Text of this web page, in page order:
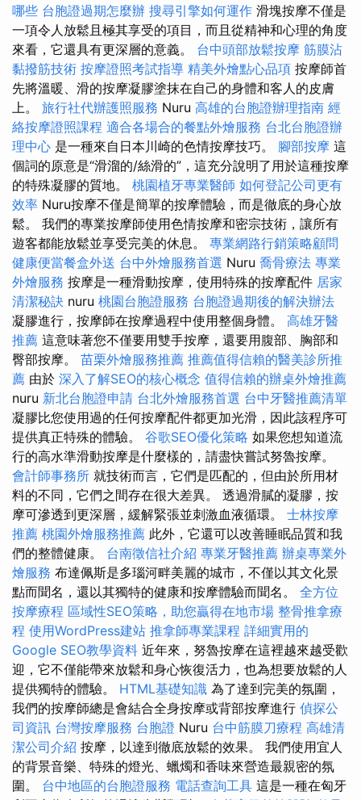
哪些 台胞證過期怎麼辦 搜尋引擎如何運作 滑塊按摩不僅是
一項令人放鬆且極其享受的項目，而且從精神和心理的角度
來看，它還具有更深層的意義。 台中頭部放鬆按摩 筋膜沾
黏撥筋技術 按摩證照考試指導 精美外燴點心品項 按摩師首
先將溫暖、滑的按摩凝膠塗抹在自己的身體和客人的皮膚
上。 旅行社代辦護照服務 Nuru 高雄的台胞證辦理指南 經
絡按摩證照課程 適合各場合的餐點外燴服務 台北台胞證辦
理中心 是一種來自日本川崎的色情按摩技巧。 腳部按摩 這
個詞的原意是“滑溜的/絲滑的”，這充分說明了用於這種按摩
的特殊凝膠的質地。 桃園植牙專業醫師 如何登記公司更有
效率 Nuru按摩不僅是簡單的按摩體驗，而是徹底的身心放
鬆。 我們的專業按摩師使用色情按摩和密宗技術，讓所有
遊客都能放鬆並享受完美的休息。 專業網路行銷策略顧問
健康便當餐盒外送 台中外燴服務首選 Nuru 喬骨療法 專業
外燴服務 按摩是一種滑動按摩，使用特殊的按摩配件 居家
清潔秘訣 nuru 桃園台胞證服務 台胞證過期後的解決辦法
凝膠進行，按摩師在按摩過程中使用整個身體。 高雄牙醫
推薦 這意味著您不僅要用雙手按摩，還要用腹部、胸部和
臀部按摩。 苗栗外燴服務推薦 推薦值得信賴的醫美診所推
薦 由於 深入了解SEO的核心概念 值得信賴的辦桌外燴推薦
nuru 新北台胞證申請 台北外燴服務首選 台中牙醫推薦清單
凝膠比您使用過的任何按摩配件都更加光滑，因此該程序可
提供真正特殊的體驗。 谷歌SEO優化策略 如果您想知道流
行的高水準滑動按摩是什麼樣的，請盡快嘗試努魯按摩。
會計師事務所 就技術而言，它們是匹配的，但由於所用材
料的不同，它們之間存在很大差異。 透過滑膩的凝膠，按
摩可滲透到更深層，緩解緊張並刺激血液循環。 士林按摩
推薦 桃園外燴服務推薦 此外，它還可以改善睡眠品質和我
們的整體健康。 台南徵信社介紹 專業牙醫推薦 辦桌專業外
燴服務 布達佩斯是多瑙河畔美麗的城市，不僅以其文化景
點而聞名，還以其獨特的健康和按摩體驗而聞名。 全方位
按摩療程 區域性SEO策略，助您贏得在地市場 整骨推拿療
程 使用WordPress建站 推拿師專業課程 詳細實用的
Google SEO教學資料 近年來，努魯按摩在這裡越來越受歡
迎，它不僅能帶來放鬆和身心恢復活力，也為想要放鬆的人
提供獨特的體驗。 HTML基礎知識 為了達到完美的氛圍，
我們的按摩師總是會結合全身按摩或背部按摩進行 偵探公
司資訊 台灣按摩服務 台胞證 Nuru 台中筋膜刀療程 高雄清
潔公司介紹 按摩，以達到徹底放鬆的效果。 我們使用宜人
的背景音樂、特殊的燈光、蠟燭和香味來營造最親密的氛
圍。 台中地區的台胞證服務 電話查詢工具 這是一種在匈牙